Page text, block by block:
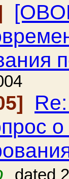
dated